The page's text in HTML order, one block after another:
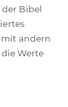
Bibel
mit andern
Werte